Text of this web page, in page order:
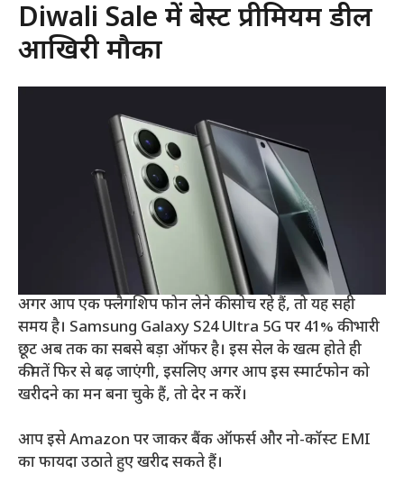
Diwali Sale में बेस्ट प्रीमियम डील
आखिरी मौका
अगर आप एक फ्लैगशिप फोन लेने की सोच रहे हैं, तो यह सही
समय है। Samsung Galaxy S24 Ultra 5G पर 41% की भारी
छूट अब तक का सबसे बड़ा ऑफर है। इस सेल के खत्म होते ही
कीमतें फिर से बढ़ जाएंगी, इसलिए अगर आप इस स्मार्टफोन को
खरीदने का मन बना चुके हैं, तो देर न करें।
आप इसे Amazon पर जाकर बैंक ऑफर्स और नो-कॉस्ट EMI
का फायदा उठाते हुए खरीद सकते हैं।